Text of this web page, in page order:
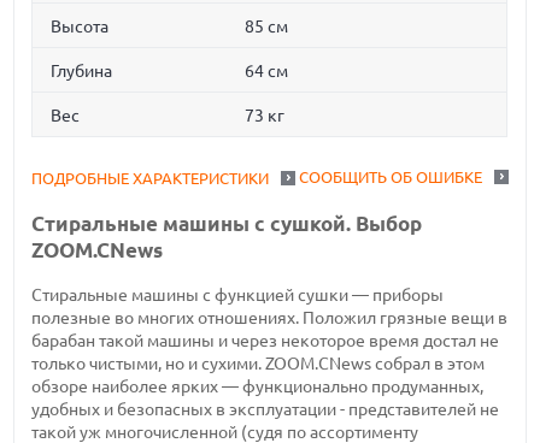
Высота 85 см
Глубина 64 см
Вес 73 кг
СООБЩИТЬ ОБ ОШИБКЕ
ПОДРОБНЫЕ ХАРАКТЕРИСТИКИ
Стиральные машины с сушкой. Выбор
ZOOM.CNews
Стиральные машины с функцией сушки — приборы
полезные во многих отношениях. Положил грязные вещи в
барабан такой машины и через некоторое время достал не
только чистыми, но и сухими. ZOOM.CNews собрал в этом
обзоре наиболее ярких — функционально продуманных,
удобных и безопасных в эксплуатации - представителей не
такой уж многочисленной (судя по ассортименту